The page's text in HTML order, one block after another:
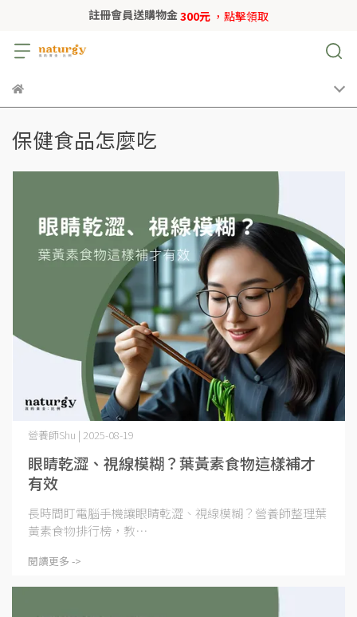
註冊會員送購物金300元 ，點擊領取
保健食品怎麼吃
眼睛乾澀、視線模糊？葉黃素食物這樣補才
有效
營養師Shu | 2025-08-19
長時間盯電腦手機讓眼睛乾澀、視線模糊？營養師整理葉
黃素食物排行榜，教⋯
閱讀更多 ->